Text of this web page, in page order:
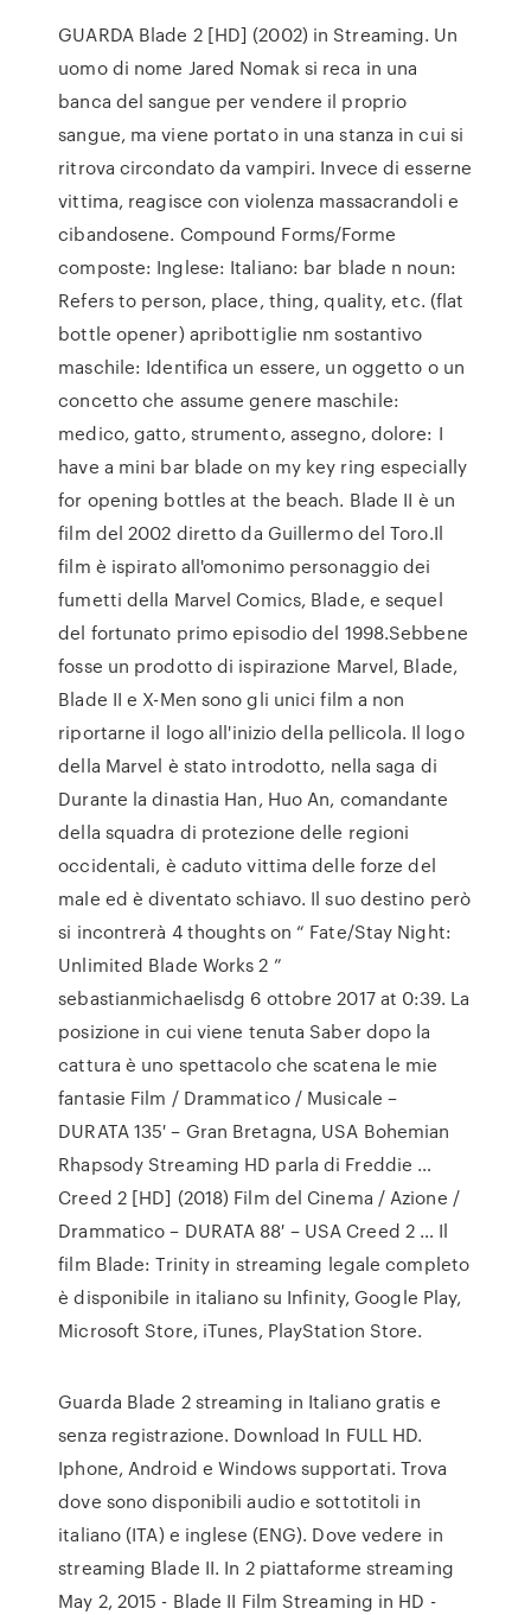
GUARDA Blade 2 [HD] (2002) in Streaming. Un
uomo di nome Jared Nomak si reca in una
banca del sangue per vendere il proprio
sangue, ma viene portato in una stanza in cui si
ritrova circondato da vampiri. Invece di esserne
vittima, reagisce con violenza massacrandoli e
cibandosene. Compound Forms/Forme
composte: Inglese: Italiano: bar blade n noun:
Refers to person, place, thing, quality, etc. (flat
bottle opener) apribottiglie nm sostantivo
maschile: Identifica un essere, un oggetto o un
concetto che assume genere maschile:
medico, gatto, strumento, assegno, dolore: I
have a mini bar blade on my key ring especially
for opening bottles at the beach. Blade II è un
film del 2002 diretto da Guillermo del Toro.Il
film è ispirato all'omonimo personaggio dei
fumetti della Marvel Comics, Blade, e sequel
del fortunato primo episodio del 1998.Sebbene
fosse un prodotto di ispirazione Marvel, Blade,
Blade II e X-Men sono gli unici film a non
riportarne il logo all'inizio della pellicola. Il logo
della Marvel è stato introdotto, nella saga di
Durante la dinastia Han, Huo An, comandante
della squadra di protezione delle regioni
occidentali, è caduto vittima delle forze del
male ed è diventato schiavo. Il suo destino però
si incontrerà 4 thoughts on “ Fate/Stay Night:
Unlimited Blade Works 2 ”
sebastianmichaelisdg 6 ottobre 2017 at 0:39. La
posizione in cui viene tenuta Saber dopo la
cattura è uno spettacolo che scatena le mie
fantasie Film / Drammatico / Musicale –
DURATA 135′ – Gran Bretagna, USA Bohemian
Rhapsody Streaming HD parla di Freddie …
Creed 2 [HD] (2018) Film del Cinema / Azione /
Drammatico – DURATA 88′ – USA Creed 2 … Il
film Blade: Trinity in streaming legale completo
è disponibile in italiano su Infinity, Google Play,
Microsoft Store, iTunes, PlayStation Store.
Guarda Blade 2 streaming in Italiano gratis e
senza registrazione. Download In FULL HD.
Iphone, Android e Windows supportati. Trova
dove sono disponibili audio e sottotitoli in
italiano (ITA) e inglese (ENG). Dove vedere in
streaming Blade II. In 2 piattaforme streaming
May 2, 2015 - Blade II Film Streaming in HD -